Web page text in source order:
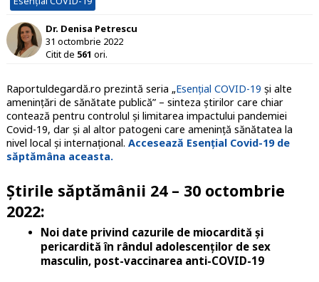
Dr. Denisa Petrescu
31 octombrie 2022
Citit de 561 ori.
Raportuldegardă.ro prezintă seria „Esențial COVID-19 și alte
amenințări de sănătate publică” – sinteza știrilor care chiar
contează pentru controlul și limitarea impactului pandemiei
Covid-19, dar și al altor patogeni care amenință sănătatea la
nivel local și internațional. Accesează Esențial Covid-19 de
săptămâna aceasta.
Știrile săptămânii 24 – 30 octombrie
2022:
Noi date privind cazurile de miocardită și
pericardită în rândul adolescenților de sex
masculin, post-vaccinarea anti-COVID-19